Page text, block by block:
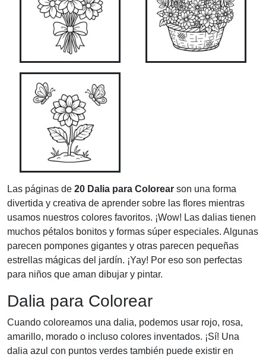
Las páginas de 20 Dalia para Colorear son una forma
divertida y creativa de aprender sobre las flores mientras
usamos nuestros colores favoritos. ¡Wow! Las dalias tienen
muchos pétalos bonitos y formas súper especiales. Algunas
parecen pompones gigantes y otras parecen pequeñas
estrellas mágicas del jardín. ¡Yay! Por eso son perfectas
para niños que aman dibujar y pintar.
Dalia para Colorear
Cuando coloreamos una dalia, podemos usar rojo, rosa,
amarillo, morado o incluso colores inventados. ¡Sí! Una
dalia azul con puntos verdes también puede existir en